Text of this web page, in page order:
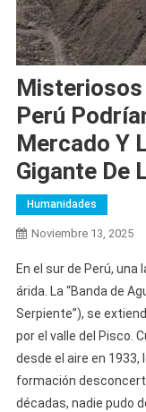
Misteriosos
Perú
Mercado Y
Gigante De
Humanidades
Noviembre 13, 2025
En el sur de Perú,
árida. La “Banda de
Serpiente”), se
por el valle del Pisco.
desde el aire en
formación
décadas, nadie pudo